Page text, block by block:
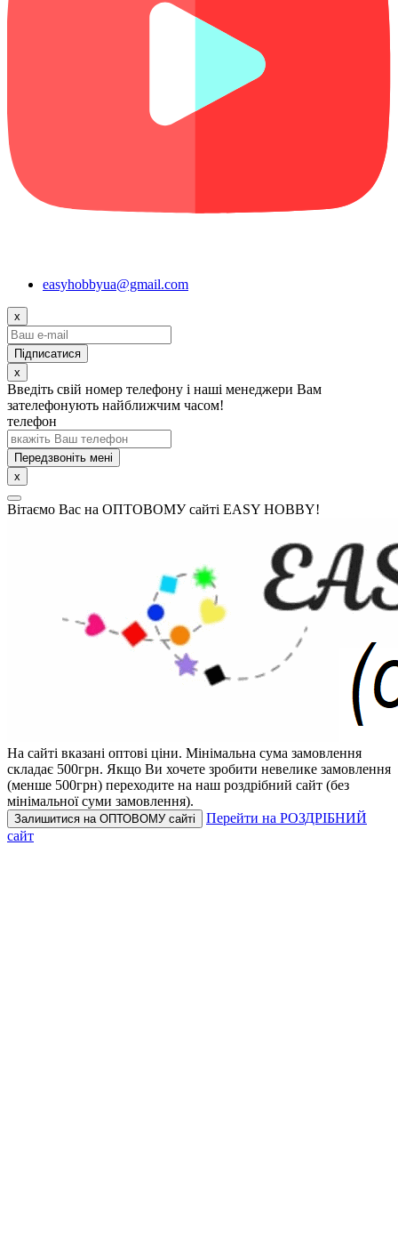
easyhobbyua@gmail.com
x
x
Введіть свій номер телефону і наші менеджери Вам
зателефонують найближчим часом!
телефон
Передзвоніть мені
x
Вітаємо Вас на ОПТОВОМУ сайті EASY HOBBY!
На сайті вказані оптові ціни. Мінімальна сума замовлення
складає 500грн. Якщо Ви хочете зробити невелике замовлення
(менше 500грн) переходите на наш роздрібний сайт (без
мінімальної суми замовлення).
Залишитися на ОПТОВОМУ сайті
Перейти на РОЗДРІБНИЙ
сайт